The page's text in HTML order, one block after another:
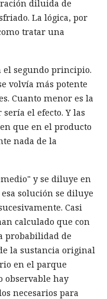
diluida de
La lógica, por
tratar una
el segundo principio.
volvía más potente
Cuanto menor es la
el efecto. Y las
que en el producto
nada de la
y se diluye en
solución se diluye
Casi
calculado que con
probabilidad de
la sustancia original
en el parque
observable hay
necesarios para